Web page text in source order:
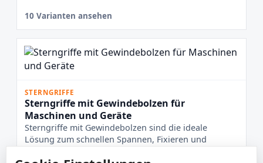
10 Varianten ansehen
STERNGRIFFE
Sterngriffe mit Gewindebolzen für
Maschinen und Geräte
Sterngriffe mit Gewindebolzen sind die ideale
Lösung zum schnellen Spannen, Fixieren und